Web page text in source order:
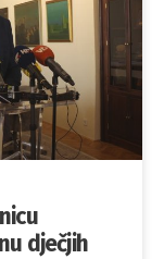
dječjih